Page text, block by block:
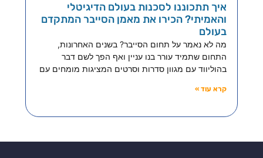
איך תתכוננו לסכנות בעולם הדיגיטלי
והאמיתי? הכירו את מאמן הסייבר המתקדם
בעולם
מה לא נאמר על תחום הסייבר? בשנים האחרונות,
התחום שתמיד עורר בנו עניין ואף הפך לשם דבר
בהוליווד עם מגוון סדרות וסרטים המציגות מומחים עם
קרא עוד »